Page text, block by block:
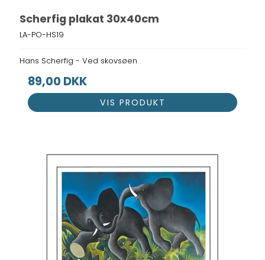
Scherfig plakat 30x40cm
LA-PO-HS19
Hans Scherfig - Ved skovsøen
89,00 DKK
VIS PRODUKT